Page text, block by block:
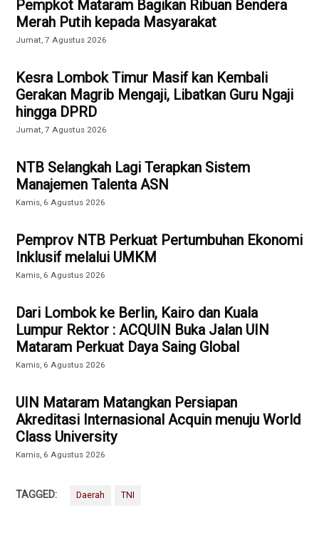
Pempkot Mataram Bagikan Ribuan Bendera
Merah Putih kepada Masyarakat
Jumat, 7 Agustus 2026
Kesra Lombok Timur Masif kan Kembali
Gerakan Magrib Mengaji, Libatkan Guru Ngaji
hingga DPRD
Jumat, 7 Agustus 2026
NTB Selangkah Lagi Terapkan Sistem
Manajemen Talenta ASN
Kamis, 6 Agustus 2026
Pemprov NTB Perkuat Pertumbuhan Ekonomi
Inklusif melalui UMKM
Kamis, 6 Agustus 2026
Dari Lombok ke Berlin, Kairo dan Kuala
Lumpur Rektor : ACQUIN Buka Jalan UIN
Mataram Perkuat Daya Saing Global
Kamis, 6 Agustus 2026
UIN Mataram Matangkan Persiapan
Akreditasi Internasional Acquin menuju World
Class University
Kamis, 6 Agustus 2026
TAGGED: Daerah TNI